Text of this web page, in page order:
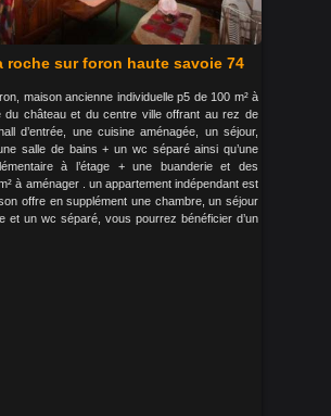
roche sur foron haute savoie 74
maison ancienne individuelle p5 de 100 m² à
du château et du centre ville offrant au rez de
d’entrée, une cuisine aménagée, un séjour,
salle de bains + un wc séparé ainsi qu’une
à l’étage + une buanderie et des
à aménager . un appartement indépendant est
offre en supplément une chambre, un séjour
et un wc séparé, vous pourrez bénéficier d’un